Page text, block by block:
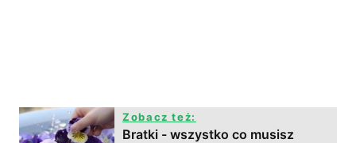
Zobacz też:
Bratki - wszystko co musisz